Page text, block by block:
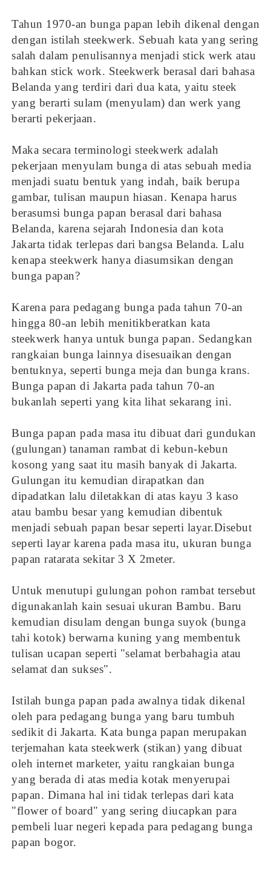
Tahun 1970-an bunga papan lebih dikenal dengan
dengan istilah steekwerk. Sebuah kata yang sering
salah dalam penulisannya menjadi stick werk atau
bahkan stick work. Steekwerk berasal dari bahasa
Belanda yang terdiri dari dua kata, yaitu steek
yang berarti sulam (menyulam) dan werk yang
berarti pekerjaan.
Maka secara terminologi steekwerk adalah
pekerjaan menyulam bunga di atas sebuah media
menjadi suatu bentuk yang indah, baik berupa
gambar, tulisan maupun hiasan. Kenapa harus
berasumsi bunga papan berasal dari bahasa
Belanda, karena sejarah Indonesia dan kota
Jakarta tidak terlepas dari bangsa Belanda. Lalu
kenapa steekwerk hanya diasumsikan dengan
bunga papan?
Karena para pedagang bunga pada tahun 70-an
hingga 80-an lebih menitikberatkan kata
steekwerk hanya untuk bunga papan. Sedangkan
rangkaian bunga lainnya disesuaikan dengan
bentuknya, seperti bunga meja dan bunga krans.
Bunga papan di Jakarta pada tahun 70-an
bukanlah seperti yang kita lihat sekarang ini.
Bunga papan pada masa itu dibuat dari gundukan
(gulungan) tanaman rambat di kebun-kebun
kosong yang saat itu masih banyak di Jakarta.
Gulungan itu kemudian dirapatkan dan
dipadatkan lalu diletakkan di atas kayu 3 kaso
atau bambu besar yang kemudian dibentuk
menjadi sebuah papan besar seperti layar.Disebut
seperti layar karena pada masa itu, ukuran bunga
papan ratarata sekitar 3 X 2meter.
Untuk menutupi gulungan pohon rambat tersebut
digunakanlah kain sesuai ukuran Bambu. Baru
kemudian disulam dengan bunga suyok (bunga
tahi kotok) berwarna kuning yang membentuk
tulisan ucapan seperti "selamat berbahagia atau
selamat dan sukses".
Istilah bunga papan pada awalnya tidak dikenal
oleh para pedagang bunga yang baru tumbuh
sedikit di Jakarta. Kata bunga papan merupakan
terjemahan kata steekwerk (stikan) yang dibuat
oleh internet marketer, yaitu rangkaian bunga
yang berada di atas media kotak menyerupai
papan. Dimana hal ini tidak terlepas dari kata
"flower of board" yang sering diucapkan para
pembeli luar negeri kepada para pedagang bunga
papan bogor.